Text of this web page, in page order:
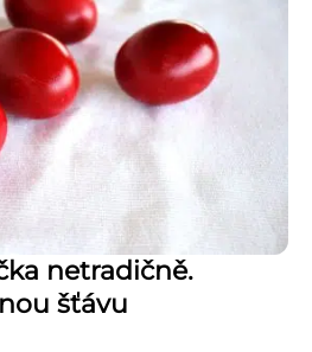
netradičně.
šťávu